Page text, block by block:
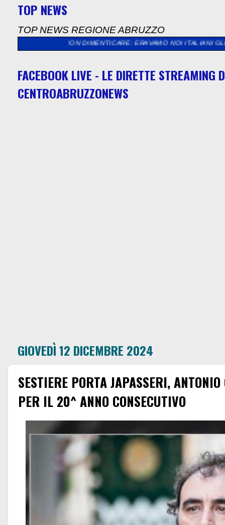
TOP NEWS
TOP NEWS REGIONE ABRUZZO
NON DIMENTICARE: ERAVAMO NOI ITALIANI GLI STRANIERI,
FACEBOOK LIVE - LE DIRETTE STREAMING
CENTROABRUZZONEWS
GIOVEDÌ 12 DICEMBRE 2024
SESTIERE PORTA JAPASSERI,
PER IL 20^ ANNO CONSECUTIVO